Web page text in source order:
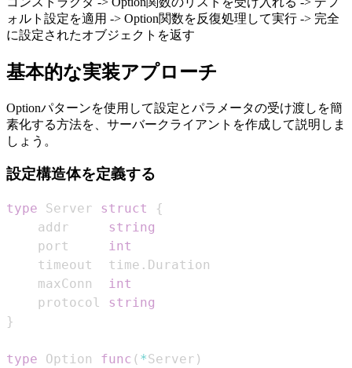
ォルト設定を適用 -> Option関数を反復処理して実行 -> 完全
に設定されたオブジェクトを返す
基本的な実装アプローチ
Optionパターンを使用して設定とパラメータの受け渡しを簡
素化する方法を、サーバークライアントを作成して説明しま
しょう。
設定構造体を定義する
type Server struct
{
    addr
string
    port
int
    timeout  time
.
    maxConn
int
    protocol
string
}
type Option func ( *Server )